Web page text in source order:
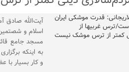
آیت‌الله صادق
اسلام و
مسجد جامع
به اینکه
و کار بسیار